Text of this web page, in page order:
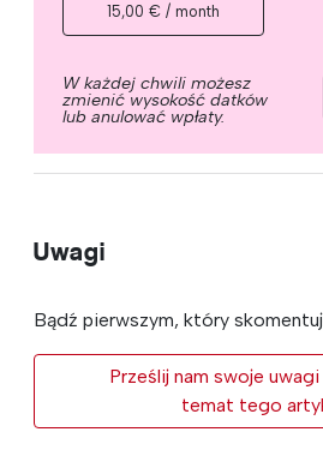
15,00 € / month
W każdej chwili możesz
zmienić wysokość datków
lub anulować wpłaty.
Uwagi
Bądź pierwszym, który
Prześlij nam swoje
temat tego